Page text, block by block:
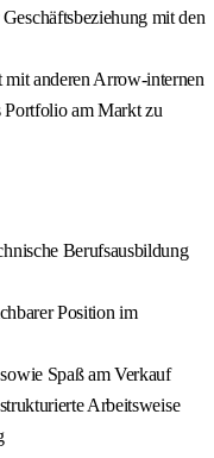
mit den
anderen Arrow-internen
Portfolio am Markt zu
Berufsausbildung
Position im
Spaß am Verkauf
Arbeitsweise